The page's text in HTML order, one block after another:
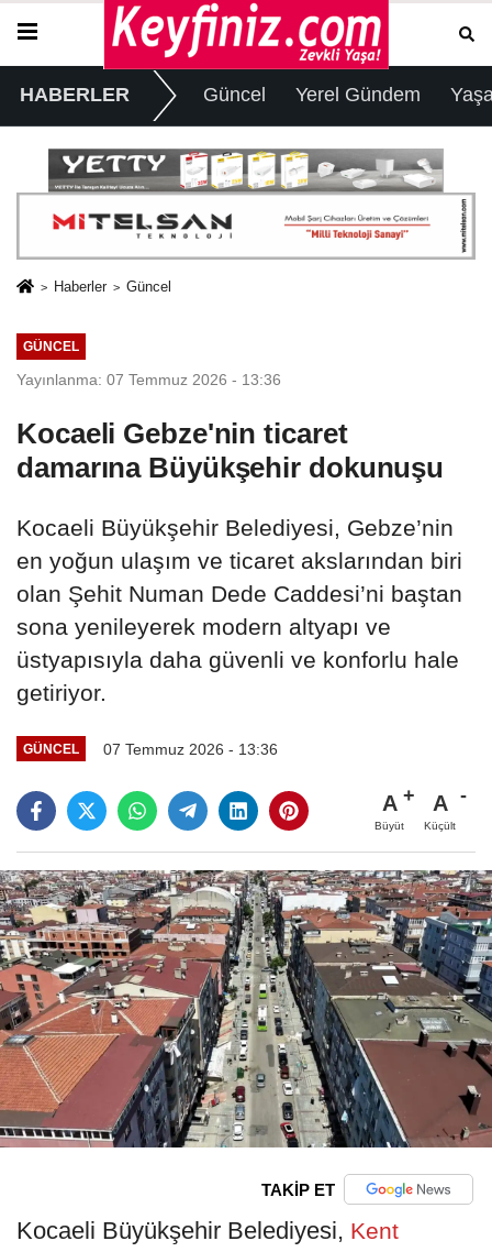
HABERLER Güncel Yerel Gündem
Haberler Güncel
GÜNCEL
Yayınlanma: 07 Temmuz 2026 - 13:36
Kocaeli Gebze'nin ticaret
damarına Büyükşehir dokunuşu
Kocaeli Büyükşehir Belediyesi, Gebze’nin
en yoğun ulaşım ve ticaret akslarından biri
olan Şehit Numan Dede Caddesi’ni baştan
sona yenileyerek modern altyapı ve
üstyapısıyla daha güvenli ve konforlu hale
getiriyor.
GÜNCEL 07 Temmuz 2026 - 13:36
A
Büyüt
A
Küçült
TAKİP ET
Kocaeli Büyükşehir Belediyesi, Kent